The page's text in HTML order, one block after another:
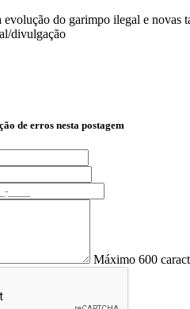
divulgação
de erros nesta postagem
Máximo 600